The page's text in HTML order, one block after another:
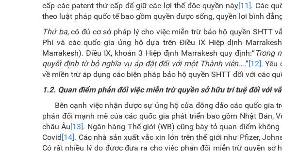
cấp các patent thứ cấp để giữ các lợi thế độc quyền này[11]. Các
theo luật pháp quốc tế bao gồm quyền được sống, quyền lợi bình
Thứ ba,có đủ cơ sở pháp lý cho việc miễn trừ bảo hộ quyền SHTT
Phi và các quốc gia ủng hộ dựa trên Điều IX Hiệp định
Marrakesh). Điều IX, khoản 3 Hiệp định Marrakesh quy định:“Trong
quyết định từ bỏ nghĩa vụ áp đặt đối với một Thành viên….”[12]. Yêu
về miền trừ áp dụng các biện pháp bảo hộ quyền SHTT đối với
1.2. Quan điểm phản đối việc miễn trừ quyền sở hữu trí tuệ đối với
Bên cạnh việc nhận được sự ủng hộ của đông đảo các quốc gia
phản đối mạnh mẽ của các quốc gia phát triển bao gồm Nhật Bản,
châu Âu[13]. Ngân hàng Thế giới (WB) cũng bày tỏ quan điểm
Covid[14]. Các nhà sản xuất vắc xin lớn trên thế giới như Pfizer,
Có rất nhiều lý do được đưa ra cho việc phản đối miễn trừ quyền sở